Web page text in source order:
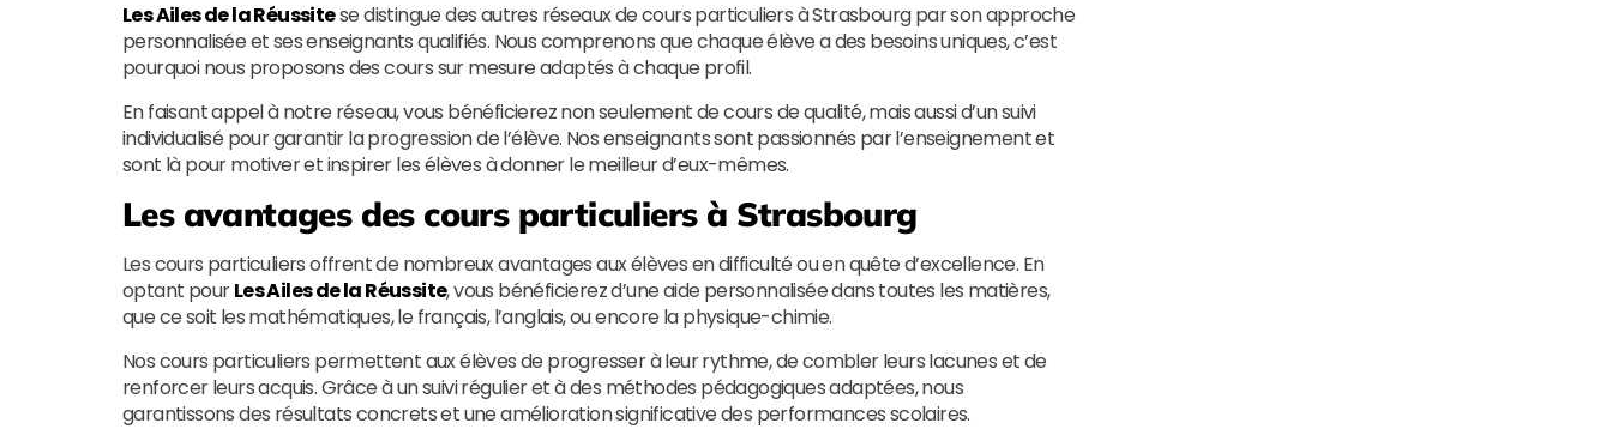
Les Ailes de la Réussitese distingue des autres réseaux de cours particuliers à Strasbourg par son approche
personnalisée et ses enseignants qualifiés. Nous comprenons que chaque élève a des besoins uniques, c’est
pourquoi nous proposons des cours sur mesure adaptés à chaque profil.
En faisant appel à notre réseau, vous bénéficierez non seulement de cours de qualité, mais aussi d’un suivi
individualisé pour garantir la progression de l’élève. Nos enseignants sont passionnés par l’enseignement et
sont là pour motiver et inspirer les élèves à donner le meilleur d’eux-mêmes.
Les avantages des cours particuliers à Strasbourg
Les cours particuliers offrent de nombreux avantages aux élèves en difficulté ou en quête d’excellence. En
optant pourLes Ailes de la Réussite, vous bénéficierez d’une aide personnalisée dans toutes les matières,
que ce soit les mathématiques, le français, l’anglais, ou encore la physique-chimie.
Nos cours particuliers permettent aux élèves de progresser à leur rythme, de combler leurs lacunes et de
renforcer leurs acquis. Grâce à un suivi régulier et à des méthodes pédagogiques adaptées, nous
garantissons des résultats concrets et une amélioration significative des performances scolaires.